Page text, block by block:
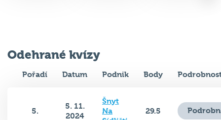
Odehrané kvízy
Pořadí Datum Podnik Body
5.
5. 11.
2024
Šnyt
Na
29.5